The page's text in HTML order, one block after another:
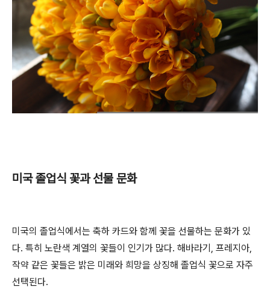
미국 졸업식 꽃과 선물 문화
미국의 졸업식에서는 축하 카드와 함께 꽃을 선물하는 문화가 있
다. 특히 노란색 계열의 꽃들이 인기가 많다. 해바라기, 프레지아,
작약 같은 꽃들은 밝은 미래와 희망을 상징해 졸업식 꽃으로 자주
선택된다.